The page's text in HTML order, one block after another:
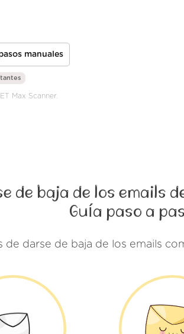
manuales
Max Scanner.
de baja de los emails
Guía paso a
de darse de baja de los emails